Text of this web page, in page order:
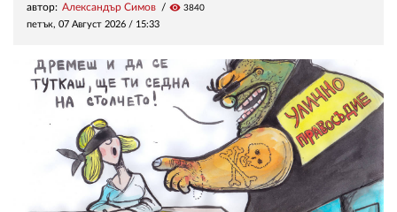
автор: Александър Симов visibility 3840
петък, 07 Август 2026 / 15:33